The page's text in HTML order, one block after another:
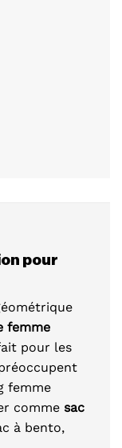
pour
femme
pour les
femme
comme sac
à bento,